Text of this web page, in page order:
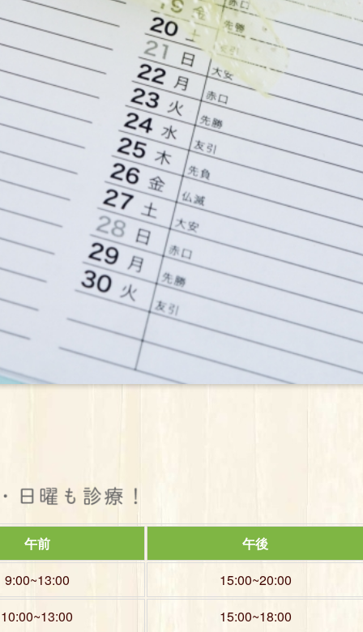
午前
午後
9:00~13:00
15:00~20:00
10:00~13:00
15:00~18:00